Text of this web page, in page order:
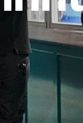
Anwendungen –